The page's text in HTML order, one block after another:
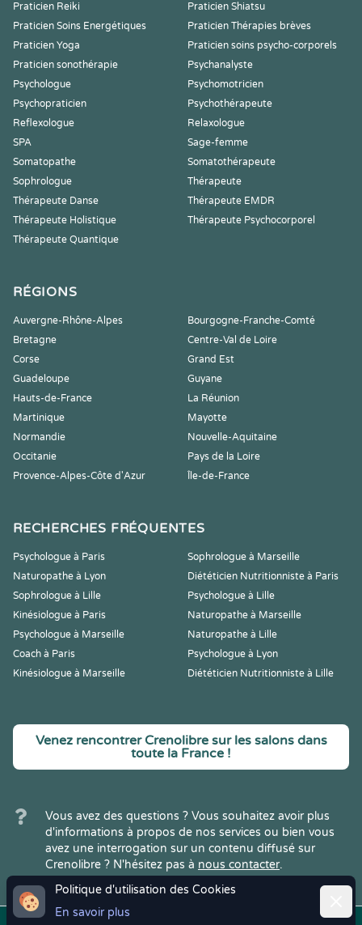
Politique d'utilisation des Cookies
En savoir plus
Praticien Reiki
Praticien Shiatsu
Praticien Soins Energétiques
Praticien Thérapies brèves
Praticien Yoga
Praticien soins psycho-corporels
Praticien sonothérapie
Psychanalyste
Psychologue
Psychomotricien
Psychopraticien
Psychothérapeute
Reflexologue
Relaxologue
SPA
Sage-femme
Somatopathe
Somatothérapeute
Sophrologue
Thérapeute
Thérapeute Danse
Thérapeute EMDR
Thérapeute Holistique
Thérapeute Psychocorporel
Thérapeute Quantique
RÉGIONS
Auvergne-Rhône-Alpes
Bourgogne-Franche-Comté
Bretagne
Centre-Val de Loire
Corse
Grand Est
Guadeloupe
Guyane
Hauts-de-France
La Réunion
Martinique
Mayotte
Normandie
Nouvelle-Aquitaine
Occitanie
Pays de la Loire
Provence-Alpes-Côte d'Azur
Île-de-France
RECHERCHES FRÉQUENTES
Psychologue à Paris
Sophrologue à Marseille
Naturopathe à Lyon
Diététicien Nutritionniste à Paris
Sophrologue à Lille
Psychologue à Lille
Kinésiologue à Paris
Naturopathe à Marseille
Psychologue à Marseille
Naturopathe à Lille
Coach à Paris
Psychologue à Lyon
Kinésiologue à Marseille
Diététicien Nutritionniste à Lille
Venez rencontrer Crenolibre sur les salons dans
toute la France !
Vous avez des questions ? Vous souhaitez avoir plus
d'informations à propos de nos services ou bien vous
avez une interrogation sur un contenu diffusé sur
Crenolibre ? N'hésitez pas à nous contacter.